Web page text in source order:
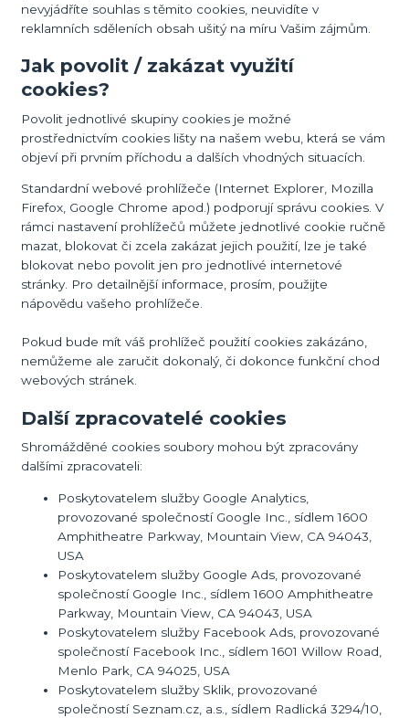
nevyjádříte souhlas s těmito cookies, neuvidíte v
reklamních sděleních obsah ušitý na míru Vašim zájmům.
Jak povolit / zakázat využití
cookies?
Povolit jednotlivé skupiny cookies je možné
prostřednictvím cookies lišty na našem webu, která se vám
objeví při prvním příchodu a dalších vhodných situacích.
Standardní webové prohlížeče (Internet Explorer, Mozilla
Firefox, Google Chrome apod.) podporují správu cookies. V
rámci nastavení prohlížečů můžete jednotlivé cookie ručně
mazat, blokovat či zcela zakázat jejich použití, lze je také
blokovat nebo povolit jen pro jednotlivé internetové
stránky. Pro detailnější informace, prosím, použijte
nápovědu vašeho prohlížeče.
Pokud bude mít váš prohlížeč použití cookies zakázáno,
nemůžeme ale zaručit dokonalý, či dokonce funkční chod
webových stránek.
Další zpracovatelé cookies
Shromážděné cookies soubory mohou být zpracovány
dalšími zpracovateli:
Poskytovatelem služby Google Analytics,
provozované společností Google Inc., sídlem 1600
Amphitheatre Parkway, Mountain View, CA 94043,
USA
Poskytovatelem služby Google Ads, provozované
společností Google Inc., sídlem 1600 Amphitheatre
Parkway, Mountain View, CA 94043, USA
Poskytovatelem služby Facebook Ads, provozované
společností Facebook Inc., sídlem 1601 Willow Road,
Menlo Park, CA 94025, USA
Poskytovatelem služby Sklik, provozované
společností Seznam.cz, a.s., sídlem Radlická 3294/10,